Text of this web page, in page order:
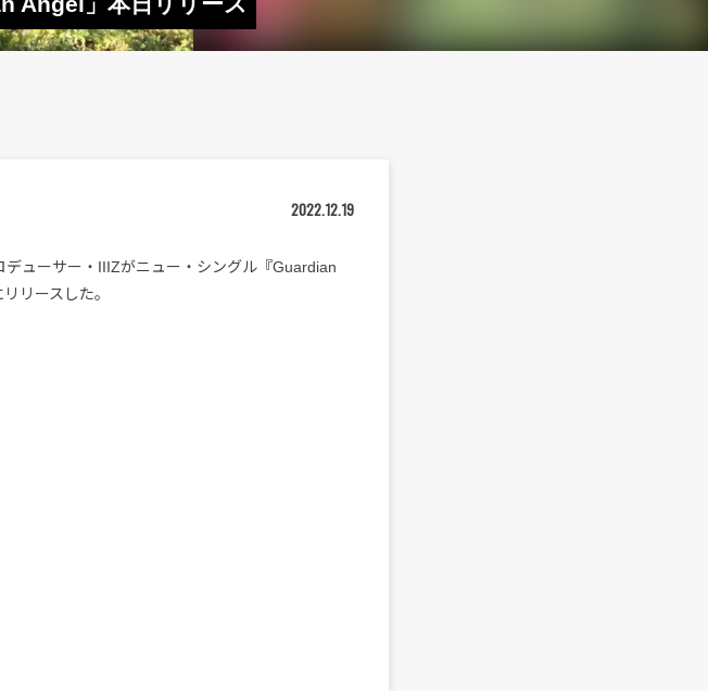
2022.12.19
ューサー・IIIZがニュー・シングル『Guardian
リースした。